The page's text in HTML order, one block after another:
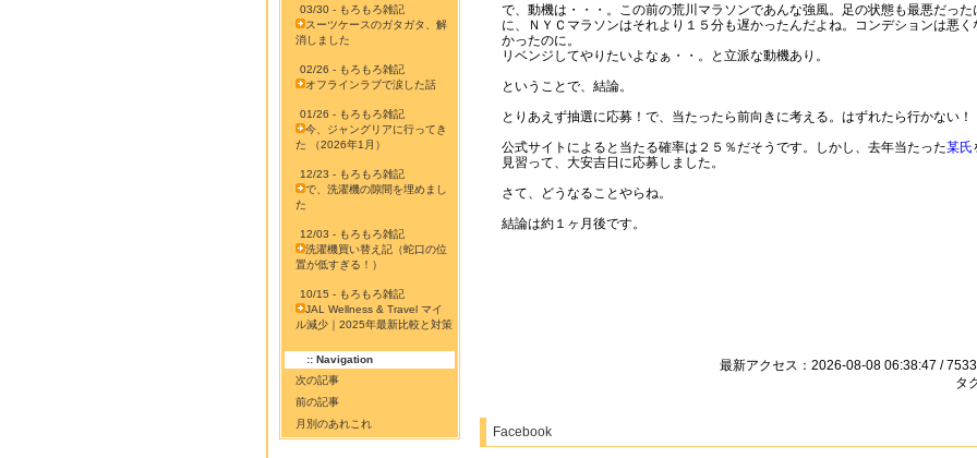
03/30 - もろもろ雑記
スーツケースのガタガタ、解
消しました
02/26 - もろもろ雑記
オフラインラブで涙した話
01/26 - もろもろ雑記
今、ジャングリアに行ってき
た （2026年1月）
12/23 - もろもろ雑記
で、洗濯機の隙間を埋めまし
た
12/03 - もろもろ雑記
洗濯機買い替え記（蛇口の位
置が低すぎる！）
10/15 - もろもろ雑記
JAL Wellness & Travel マイ
ル減少｜2025年最新比較と対策
:: Navigation
次の記事
前の記事
月別のあれこれ
で、動機は・・・。この前の荒川マラソンであんな強風。足の状態も最悪だった
に、ＮＹＣマラソンはそれより１５分も遅かったんだよね。コンデションは悪く
かったのに。
リベンジしてやりたいよなぁ・・。と立派な動機あり。
ということで、結論。
とりあえず抽選に応募！で、当たったら前向きに考える。はずれたら行かない！
公式サイトによると当たる確率は２５％だそうです。しかし、去年当たった某氏
見習って、大安吉日に応募しました。
さて、どうなることやらね。
結論は約１ヶ月後です。
最新アクセス：2026-08-08 06:38:47 / 7533
タ
Facebook